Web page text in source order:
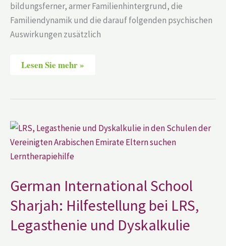
bildungsferner, armer Familienhintergrund, die
Familiendynamik und die darauf folgenden psychischen
Auswirkungen zusätzlich
Lesen Sie mehr »
German International School
Sharjah: Hilfestellung bei LRS,
Legasthenie und Dyskalkulie
German
International
School
Sharjah:
Hilfestellung
Legasthenie
und
Dyskalkulie